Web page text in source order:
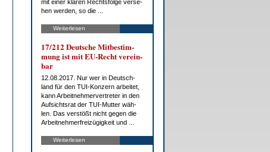
mit ei­ner kla­ren Rechts­fol­ge ver­se­
hen wer­den, so die ...
Weiterlesen
17/212 Deut­sche Mit­be­stim­
mung ist mit EU-Recht ver­ein­
bar
12.08.2017. Nur wer in Deutsch­
land für den TUI-Kon­zern ar­bei­tet,
kann Ar­beit­neh­mer­ver­tre­ter in den
Auf­sichts­rat der TUI-Mut­ter wäh­
len. Das ver­stößt nicht ge­gen die
Ar­beit­neh­mer­frei­zü­gig­keit und ...
Weiterlesen